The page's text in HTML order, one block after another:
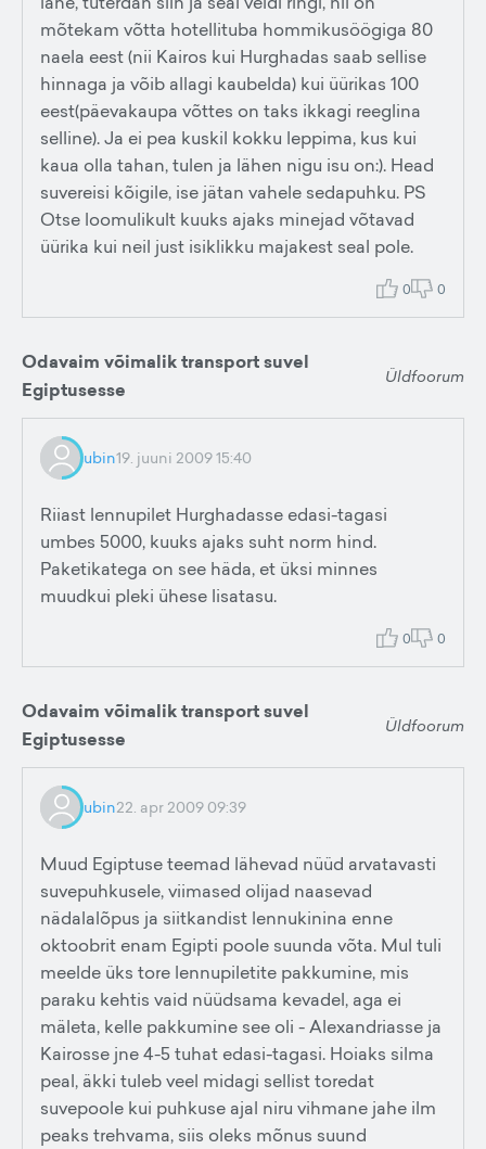
mõtekam võtta hotellituba hommikusöögiga 80
naela eest (nii Kairos kui Hurghadas saab sellise
hinnaga ja võib allagi kaubelda) kui üürikas 100
eest(päevakaupa võttes on taks ikkagi reeglina
selline). Ja ei pea kuskil kokku leppima, kus kui
kaua olla tahan, tulen ja lähen nigu isu on:). Head
suvereisi kõigile, ise jätan vahele sedapuhku. PS
Otse loomulikult kuuks ajaks minejad võtavad
üürika kui neil just isiklikku majakest seal pole.
0 0
Odavaim võimalik transport suvel
Egiptusesse
Üldfoorum
ubin19. juuni 2009 15:40
Riiast lennupilet Hurghadasse edasi-tagasi
umbes 5000, kuuks ajaks suht norm hind.
Paketikatega on see häda, et üksi minnes
muudkui pleki ühese lisatasu.
0 0
Odavaim võimalik transport suvel
Egiptusesse
Üldfoorum
ubin22. apr 2009 09:39
Muud Egiptuse teemad lähevad nüüd arvatavasti
suvepuhkusele, viimased olijad naasevad
nädalalõpus ja siitkandist lennukinina enne
oktoobrit enam Egipti poole suunda võta. Mul tuli
meelde üks tore lennupiletite pakkumine, mis
paraku kehtis vaid nüüdsama kevadel, aga ei
mäleta, kelle pakkumine see oli - Alexandriasse ja
Kairosse jne 4-5 tuhat edasi-tagasi. Hoiaks silma
peal, äkki tuleb veel midagi sellist toredat
suvepoole kui puhkuse ajal niru vihmane jahe ilm
peaks trehvama, siis oleks mõnus suund